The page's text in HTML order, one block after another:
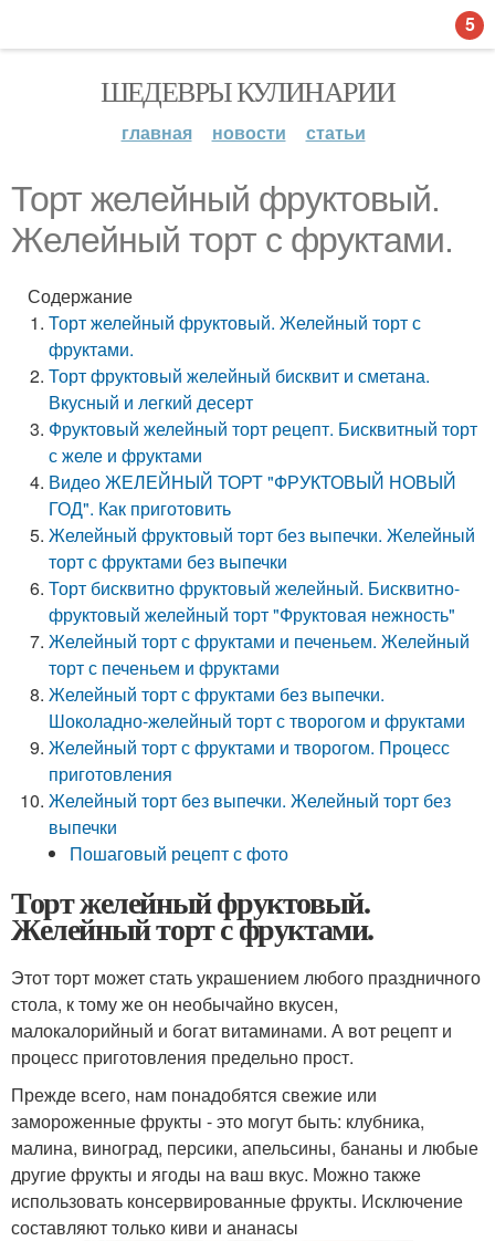
ШЕДЕВРЫ КУЛИНАРИИ
главная новости статьи
Торт желейный фруктовый.
Желейный торт с фруктами.
Содержание
Торт желейный фруктовый. Желейный торт с
фруктами.
Торт фруктовый желейный бисквит и сметана.
Вкусный и легкий десерт
Фруктовый желейный торт рецепт. Бисквитный торт
с желе и фруктами
Видео ЖЕЛЕЙНЫЙ ТОРТ "ФРУКТОВЫЙ НОВЫЙ
ГОД". Как приготовить
Желейный фруктовый торт без выпечки. Желейный
торт с фруктами без выпечки
Торт бисквитно фруктовый желейный. Бисквитно-
фруктовый желейный торт "Фруктовая нежность"
Желейный торт с фруктами и печеньем. Желейный
торт с печеньем и фруктами
Желейный торт с фруктами без выпечки.
Шоколадно-желейный торт с творогом и фруктами
Желейный торт с фруктами и творогом. Процесс
приготовления
Желейный торт без выпечки. Желейный торт без
выпечки
Пошаговый рецепт с фото
Торт желейный фруктовый.
Желейный торт с фруктами.
Этот торт может стать украшением любого праздничного
стола, к тому же он необычайно вкусен,
малокалорийный и богат витаминами. А вот рецепт и
процесс приготовления предельно прост.
Прежде всего, нам понадобятся свежие или
замороженные фрукты - это могут быть: клубника,
малина, виноград, персики, апельсины, бананы и любые
другие фрукты и ягоды на ваш вкус. Можно также
использовать консервированные фрукты. Исключение
составляют только киви и ананасы
5